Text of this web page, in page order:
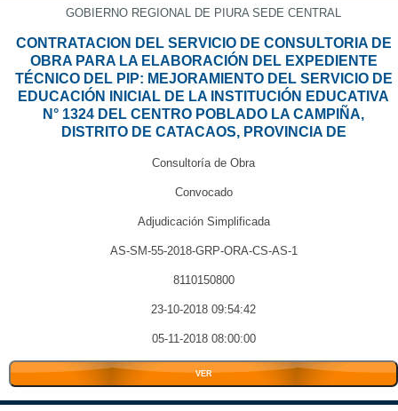
GOBIERNO REGIONAL DE PIURA SEDE CENTRAL
CONTRATACION DEL SERVICIO DE CONSULTORIA DE
OBRA PARA LA ELABORACIÓN DEL EXPEDIENTE
TÉCNICO DEL PIP: MEJORAMIENTO DEL SERVICIO DE
EDUCACIÓN INICIAL DE LA INSTITUCIÓN EDUCATIVA
N° 1324 DEL CENTRO POBLADO LA CAMPIÑA,
DISTRITO DE CATACAOS, PROVINCIA DE
Consultoría de Obra
Convocado
Adjudicación Simplificada
AS-SM-55-2018-GRP-ORA-CS-AS-1
8110150800
23-10-2018 09:54:42
05-11-2018 08:00:00
VER